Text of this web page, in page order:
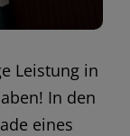
Leistung in
In den
eines